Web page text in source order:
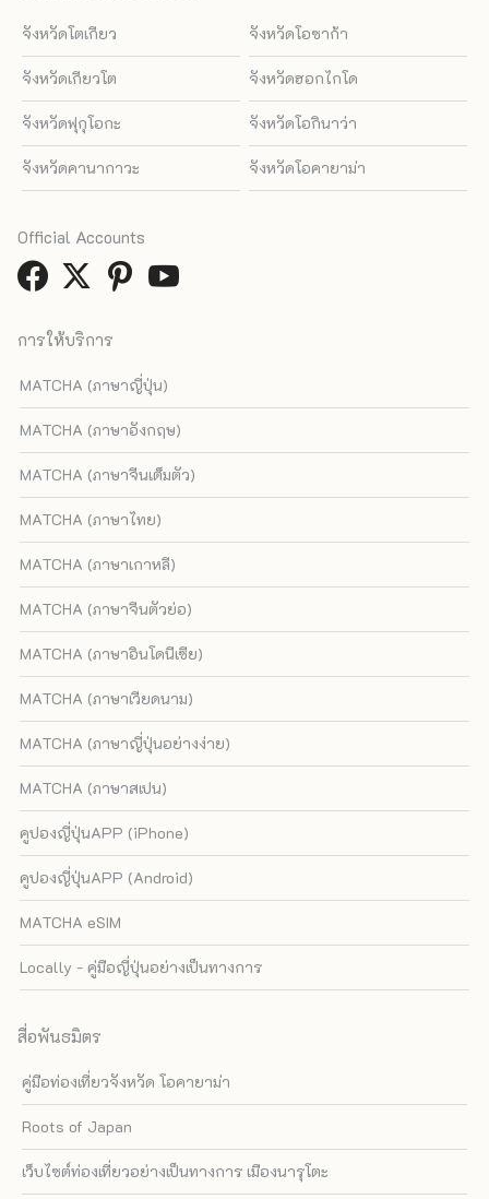
จังหวัดโตเกียว จังหวัดโอซาก้า
จังหวัดเกียวโต จังหวัดฮอกไกโด
จังหวัดฟุกุโอกะ จังหวัดโอกินาว่า
จังหวัดคานากาวะ จังหวัดโอคายาม่า
การให้บริการ
MATCHA (ภาษาญี่ปุ่น)
MATCHA (ภาษาอังกฤษ)
MATCHA (ภาษาจีนเต็มตัว)
MATCHA (ภาษาไทย)
MATCHA (ภาษาเกาหลี)
MATCHA (ภาษาจีนตัวย่อ)
MATCHA (ภาษาอินโดนีเซีย)
MATCHA (ภาษาเวียดนาม)
MATCHA (ภาษาญี่ปุ่นอย่างง่าย)
MATCHA (ภาษาสเปน)
คูปองญี่ปุ่นAPP (iPhone)
คูปองญี่ปุ่นAPP (Android)
MATCHA eSIM
Locally - คู่มือญี่ปุ่นอย่างเป็นทางการ
สื่อพันธมิตร
คู่มือท่องเที่ยวจังหวัด โอคายาม่า
Roots of Japan
เว็บไซต์ท่องเที่ยวอย่างเป็นทางการ เมืองนารุโตะ
Official Accounts